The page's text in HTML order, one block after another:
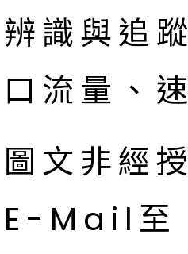
識與追
流量、
文非經
E-Mail至